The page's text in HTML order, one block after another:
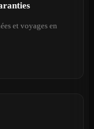
et voyages en